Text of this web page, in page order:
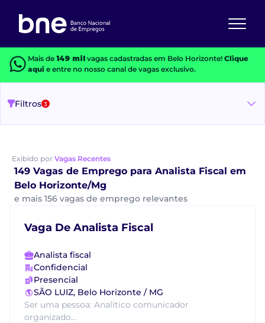
Mais de 149 milvagas cadastradas em Belo Horizonte! Clique
aquie entre no nosso canal de vagas exclusivo.
Filtros 3
Exibido por Vagas Recentes
149 Vagas de Emprego para Analista Fiscal em
Belo Horizonte/Mg
e mais 156 vagas de emprego relevantes
Vaga De Analista Fiscal
Analista fiscal
Confidencial
Presencial
SÃO LUIZ, Belo Horizonte / MG
Ser uma pessoa: Analítico comunicador
organizado...